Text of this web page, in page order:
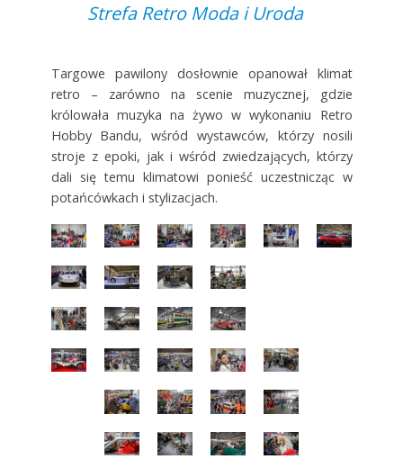
Strefa Retro Moda i Uroda
Targowe pawilony dosłownie opanował klimat
retro – zarówno na scenie muzycznej, gdzie
królowała muzyka na żywo w wykonaniu Retro
Hobby Bandu, wśród wystawców, którzy nosili
stroje z epoki, jak i wśród zwiedzających, którzy
dali się temu klimatowi ponieść uczestnicząc w
potańcówkach i stylizacjach.